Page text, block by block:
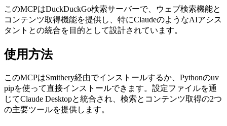
このMCPはDuckDuckGo検索サーバーで、ウェブ検索機能と
コンテンツ取得機能を提供し、特にClaudeのようなAIアシス
タントとの統合を目的として設計されています。
使用方法
このMCPはSmithery経由でインストールするか、Pythonのuv
pipを使って直接インストールできます。設定ファイルを通
じてClaude Desktopと統合され、検索とコンテンツ取得の2つ
の主要ツールを提供します。